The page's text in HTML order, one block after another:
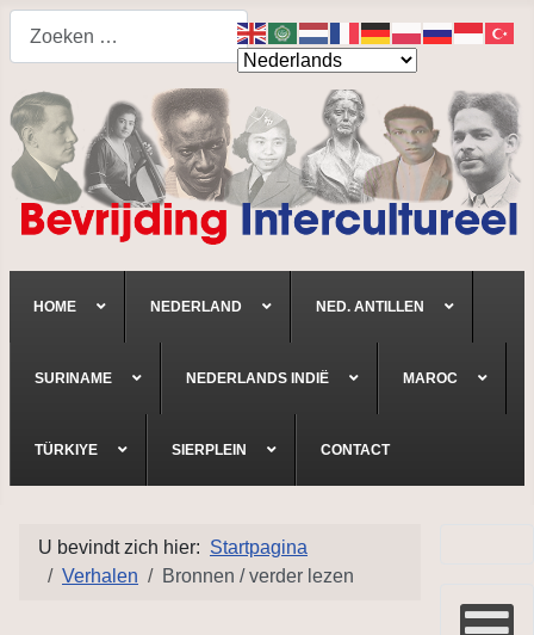
HOME NEDERLAND NED. ANTILLEN
SURINAME NEDERLANDS INDIË MAROC
TÜRKIYE SIERPLEIN CONTACT
U bevindt zich hier: Startpagina
Verhalen
Bronnen / verder lezen